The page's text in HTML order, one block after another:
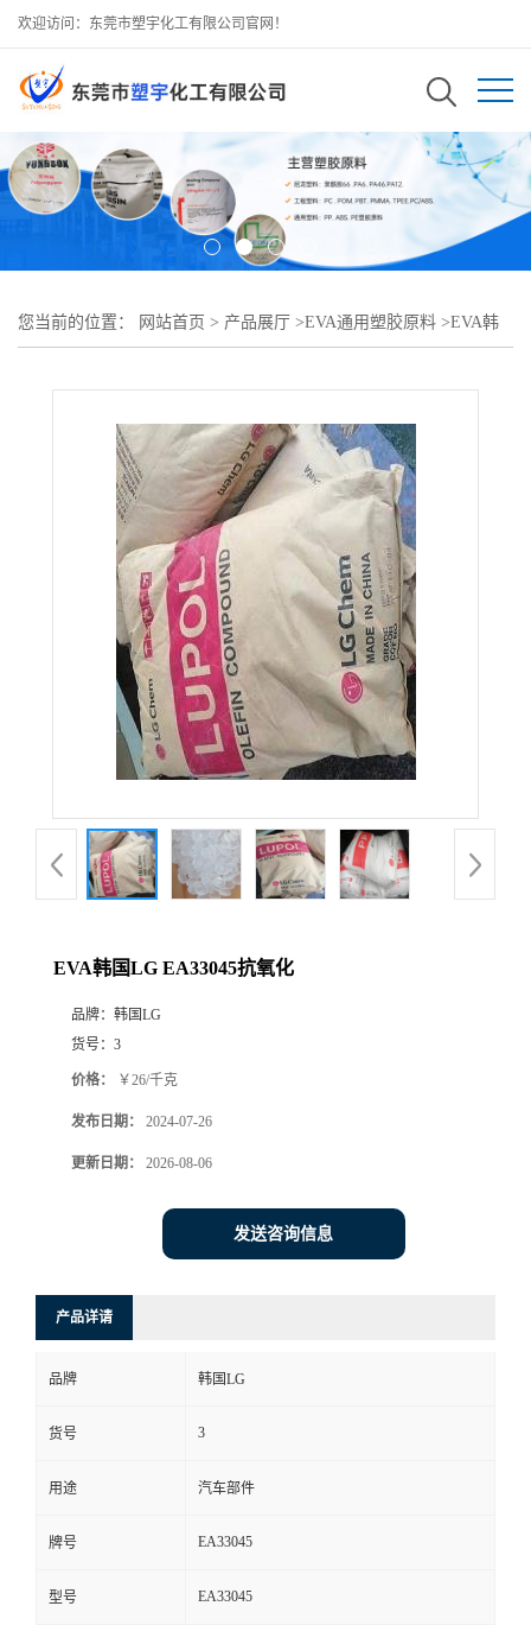
欢迎访问：东莞市塑宇化工有限公司官网！
您当前的位置： 网站首页 > 产品展厅 >EVA通用塑胶原料 >EVA韩
EVA韩国LG EA33045抗氧化
品牌： 韩国LG
货号： 3
价格： ￥26/千克
发布日期： 2024-07-26
更新日期： 2026-08-06
发送咨询信息
产品详请
品牌 韩国LG
货号 3
用途 汽车部件
牌号 EA33045
型号 EA33045